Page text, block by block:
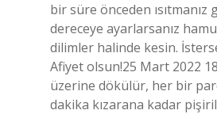
bir süre önceden ısıtmanız
dereceye ayarlarsanız
dilimler halinde kesin.
Afiyet olsun!25 Mart 2022
üzerine dökülür, her bir
dakika kızarana kadar